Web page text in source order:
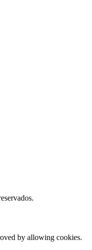
by allowing cookies.